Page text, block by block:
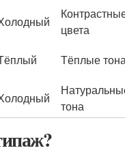
цвета
Тёплые
тона